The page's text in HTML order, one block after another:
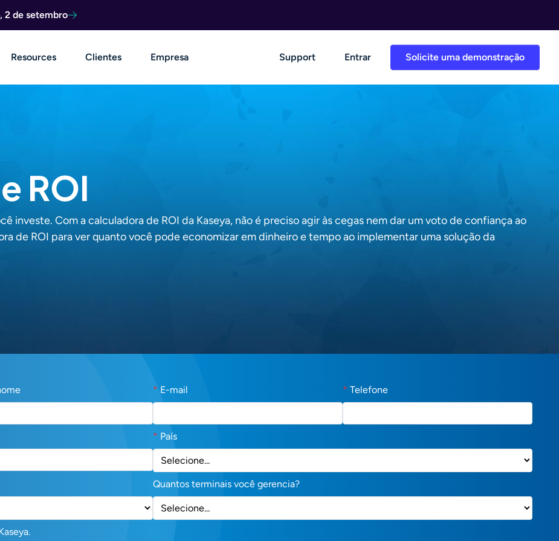
2 de setembro
Solicite uma demonstração
Resources Clientes Empresa Support Entrar
ROI
investe. Com a calculadora de ROI da Kaseya, não é preciso agir às cegas nem dar um voto de confiança ao
de ROI para ver quanto você pode economizar em dinheiro e tempo ao implementar uma solução da
* E-mail * Telefone
* País
Quantos terminais você gerencia?